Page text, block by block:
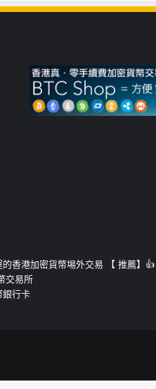
香港加密貨幣埸外交易 【 推薦】👍
交易所
銀行卡